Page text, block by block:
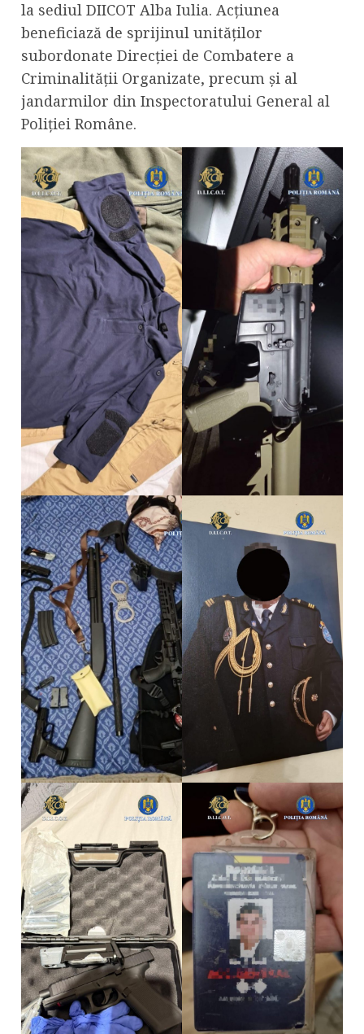
la sediul DIICOT Alba Iulia. Acțiunea
beneficiază de sprijinul unităților
subordonate Direcției de Combatere a
Criminalității Organizate, precum și al
jandarmilor din Inspectoratului General al
Poliției Române.